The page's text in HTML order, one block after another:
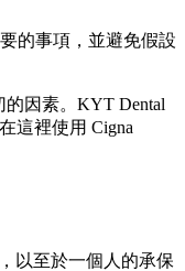
的事項，並避免假設
因素。KYT Dental
這裡使用 Cigna
以至於一個人的承保